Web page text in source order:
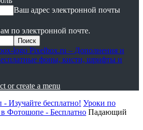
Ваш адрес электронной почты
по электронной почте.
Pixelbox.ru – Дополнения и
фоны, кисти, шрифты и
or create a menu
Изучайте бесплатно! Уроки по
Фотошопе - Бесплатно Падающий